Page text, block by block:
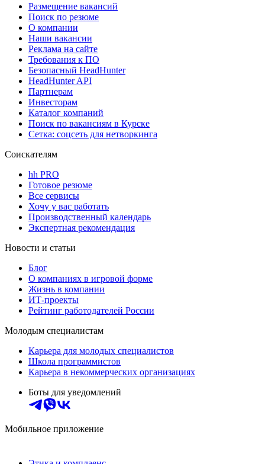
Размещение вакансий
Поиск по резюме
О компании
Наши вакансии
Реклама на сайте
Требования к ПО
Безопасный HeadHunter
HeadHunter API
Партнерам
Инвесторам
Каталог компаний
Поиск по вакансиям в Курске
Сетка: соцсеть для нетворкинга
Соискателям
hh PRO
Готовое резюме
Все сервисы
Хочу у вас работать
Производственный календарь
Экспертная рекомендация
Новости и статьи
Блог
О компаниях в игровой форме
Жизнь в компании
ИТ-проекты
Рейтинг работодателей России
Молодым специалистам
Карьера для молодых специалистов
Школа программистов
Карьера в некоммерческих организациях
Боты для уведомлений
Мобильное приложение